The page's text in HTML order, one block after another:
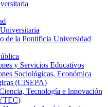
de la Pontificia Universidad
y Servicios Educativos
Sociológicas, Económica
(CISEPA)
Tecnología e Innovación